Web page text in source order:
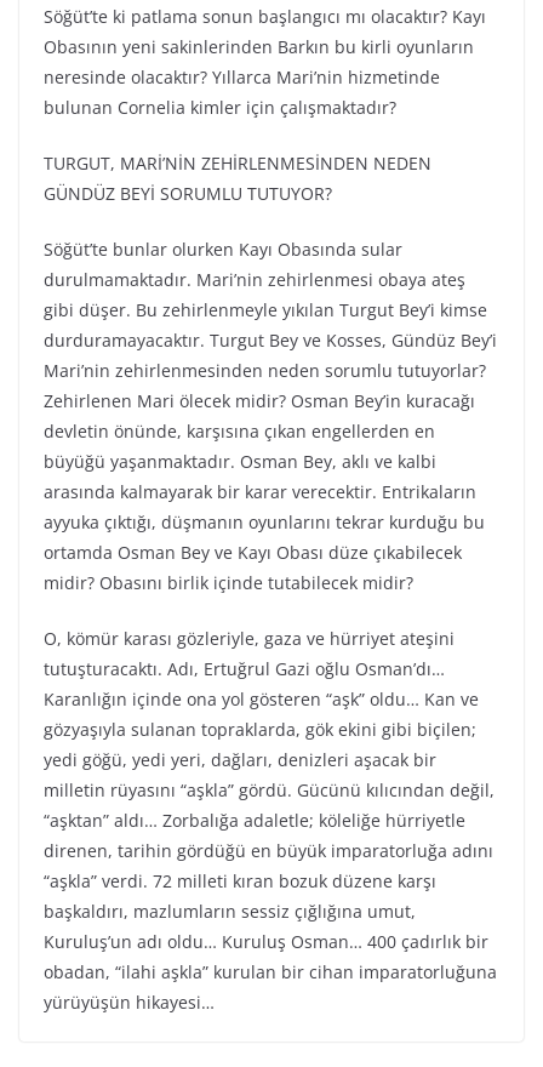
Söğüt’te ki patlama sonun başlangıcı mı olacaktır? Kayı
Obasının yeni sakinlerinden Barkın bu kirli oyunların
neresinde olacaktır? Yıllarca Mari’nin hizmetinde
bulunan Cornelia kimler için çalışmaktadır?
TURGUT, MARİ’NİN ZEHİRLENMESİNDEN NEDEN
GÜNDÜZ BEYİ SORUMLU TUTUYOR?
Söğüt’te bunlar olurken Kayı Obasında sular
durulmamaktadır. Mari’nin zehirlenmesi obaya ateş
gibi düşer. Bu zehirlenmeyle yıkılan Turgut Bey’i kimse
durduramayacaktır. Turgut Bey ve Kosses, Gündüz Bey’i
Mari’nin zehirlenmesinden neden sorumlu tutuyorlar?
Zehirlenen Mari ölecek midir? Osman Bey’in kuracağı
devletin önünde, karşısına çıkan engellerden en
büyüğü yaşanmaktadır. Osman Bey, aklı ve kalbi
arasında kalmayarak bir karar verecektir. Entrikaların
ayyuka çıktığı, düşmanın oyunlarını tekrar kurduğu bu
ortamda Osman Bey ve Kayı Obası düze çıkabilecek
midir? Obasını birlik içinde tutabilecek midir?
O, kömür karası gözleriyle, gaza ve hürriyet ateşini
tutuşturacaktı. Adı, Ertuğrul Gazi oğlu Osman’dı…
Karanlığın içinde ona yol gösteren “aşk” oldu… Kan ve
gözyaşıyla sulanan topraklarda, gök ekini gibi biçilen;
yedi göğü, yedi yeri, dağları, denizleri aşacak bir
milletin rüyasını “aşkla” gördü. Gücünü kılıcından değil,
“aşktan” aldı… Zorbalığa adaletle; köleliğe hürriyetle
direnen, tarihin gördüğü en büyük imparatorluğa adını
“aşkla” verdi. 72 milleti kıran bozuk düzene karşı
başkaldırı, mazlumların sessiz çığlığına umut,
Kuruluş’un adı oldu… Kuruluş Osman… 400 çadırlık bir
obadan, “ilahi aşkla” kurulan bir cihan imparatorluğuna
yürüyüşün hikayesi…